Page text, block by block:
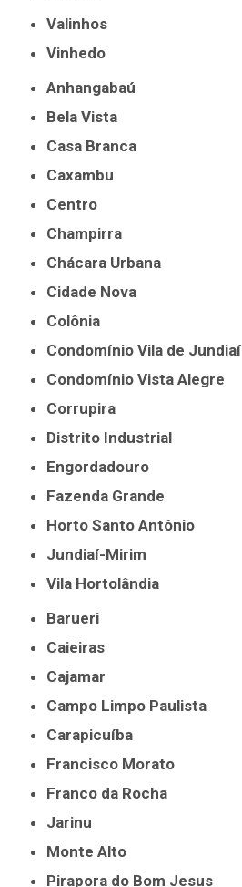
Valinhos
Vinhedo
Anhangabaú
Bela Vista
Casa Branca
Caxambu
Centro
Champirra
Chácara Urbana
Cidade Nova
Colônia
Condomínio Vila de Jundiaí
Condomínio Vista Alegre
Corrupira
Distrito Industrial
Engordadouro
Fazenda Grande
Horto Santo Antônio
Jundiaí-Mirim
Vila Hortolândia
Barueri
Caieiras
Cajamar
Campo Limpo Paulista
Carapicuíba
Francisco Morato
Franco da Rocha
Jarinu
Monte Alto
Pirapora do Bom Jesus